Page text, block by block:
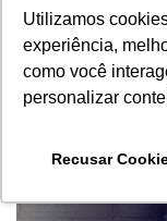
Utilizamos
experiência,
como você
personalizar
Recusar